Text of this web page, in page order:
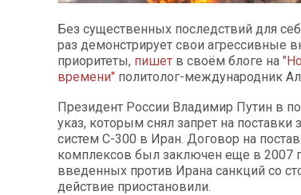
Без существенных последствий для
раз демонстрирует свои агрессивные
приоритеты, пишет в своём блоге на
времени" политолог-международник
Президент России Владимир Путин в
указ, которым снял запрет на поставки
систем С-300 в Иран. Договор на
комплексов был заключен еще в 2007
введенных против Ирана санкций со
действие приостановили.